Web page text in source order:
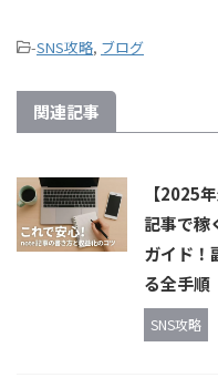
-SNS攻略, ブログ
関連記事
【2025
記事で稼
ガイド！
る全手順
SNS攻略